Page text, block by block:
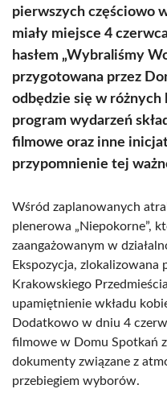
pierwszych częściowo
miały miejsce 4
hasłem „Wybraliśmy
przygotowana przez
odbędzie się w różnych
program wydarzeń
filmowe oraz inne
przypomnienie tej
Wśród zaplanowanych
plenerowa „Niepokorne”,
zaangażowanym w
Ekspozycja, zlokalizowana
Krakowskiego
upamiętnienie wkładu
Dodatkowo w dniu 4
filmowe w Domu Spotkań
dokumenty związane z
przebiegiem wyborów.